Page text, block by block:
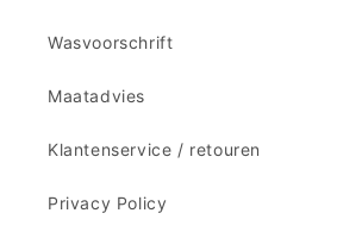
Wasvoorschrift
Maatadvies
Klantenservice / retouren
Privacy Policy